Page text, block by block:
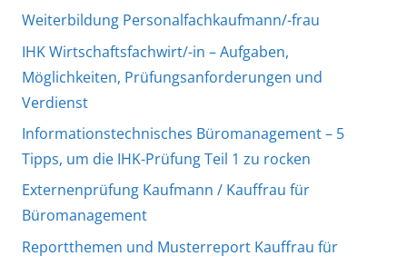
Weiterbildung Personalfachkaufmann/-frau
IHK Wirtschaftsfachwirt/-in – Aufgaben,
Möglichkeiten, Prüfungsanforderungen und
Verdienst
Informationstechnisches Büromanagement – 5
Tipps, um die IHK-Prüfung Teil 1 zu rocken
Externenprüfung Kaufmann / Kauffrau für
Büromanagement
Reportthemen und Musterreport Kauffrau für